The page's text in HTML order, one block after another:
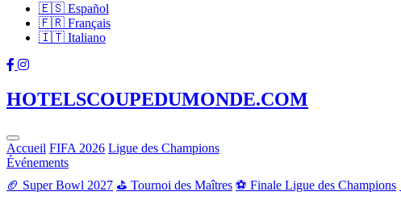
🇪🇸 Español
🇫🇷 Français
🇮🇹 Italiano
HOTELSCOUPEDUMONDE.COM
Accueil FIFA 2026 Ligue des Champions
Événements
🏈 Super Bowl 2027 ⛳ Tournoi des Maîtres ⚽ Finale Ligue des Champions